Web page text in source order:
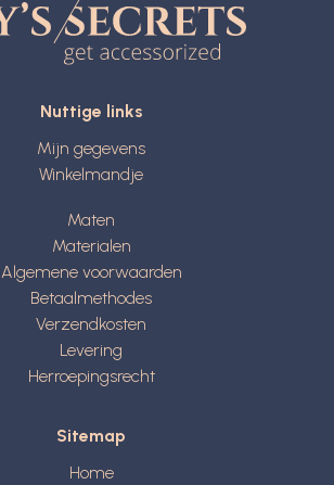
Nuttige links
Mijn gegevens
Winkelmandje
Maten
Materialen
Algemene voorwaarden
Betaalmethodes
Verzendkosten
Levering
Herroepingsrecht
Sitemap
Home